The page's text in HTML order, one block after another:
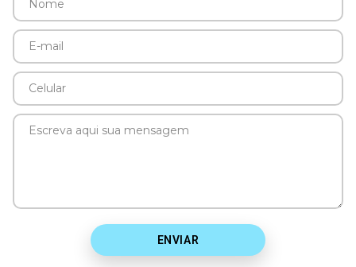
Nome
mail
Celular
ENVIAR